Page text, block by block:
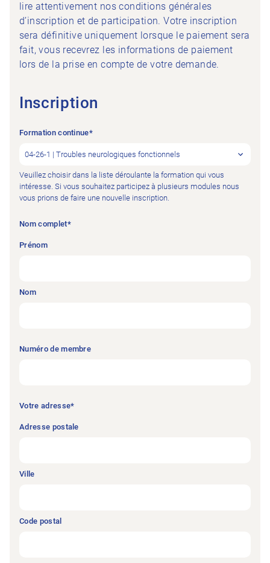
lire attentivement nos conditions générales
d’inscription et de participation. Votre inscription
sera définitive uniquement lorsque le paiement sera
fait, vous recevrez les informations de paiement
lors de la prise en compte de votre demande.
Inscription
Formation continue*
Veuillez choisir dans la liste déroulante la formation qui vous
intéresse. Si vous souhaitez participez à plusieurs modules nous
vous prions de faire une nouvelle inscription.
Nom complet*
Prénom
Nom
Numéro de membre
Votre adresse*
Adresse postale
Ville
Code postal